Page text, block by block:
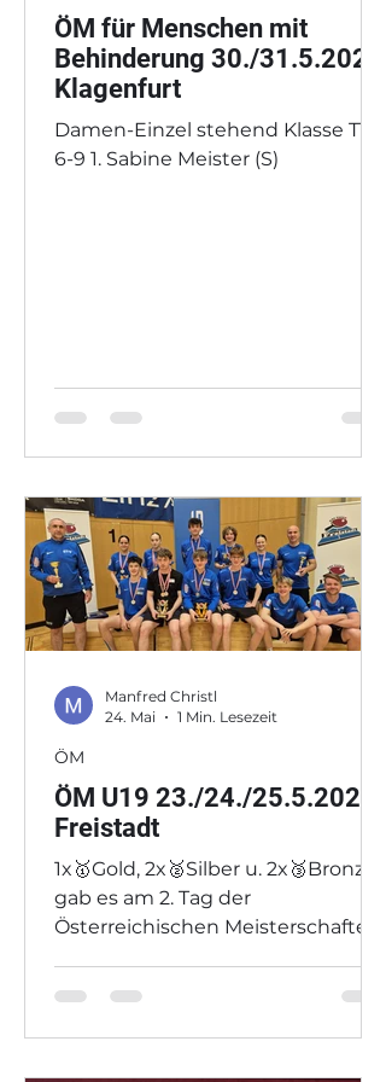
ÖM für Menschen mit
Behinderung 30./31.5.2026
Klagenfurt
Damen-Einzel stehend Klasse TT
6-9 1. Sabine Meister (S)
ÖM U19 23./24./25.5.2026
Freistadt
1x🥇Gold, 2x🥈Silber u. 2x🥉Bronze
gab es am 2. Tag der
Österreichischen Meisterschaften
Nachwuchs Julian Rzihauschek u.
Doppel Die Burschen und
Mädchen belegten im
ÖM
Manfred Christl
24. Mai
1 Min. Lesezeit